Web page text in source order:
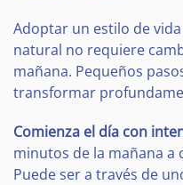
Adoptar un estilo de
natural no requiere
mañana. Pequeños
transformar
Comienza el día con
minutos de la mañana
Puede ser a través de